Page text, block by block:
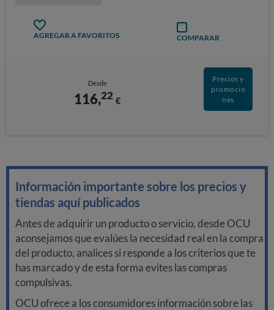
AGREGAR A FAVORITOS COMPARAR
Desde
116,22 €
Precios y
promocio
nes
Información importante sobre los precios y
tiendas aquí publicados
Antes de adquirir un producto o servicio, desde OCU
aconsejamos que evalúes la necesidad real en la compra
del producto, analices si responde a los criterios que te
has marcado y de esta forma evites las compras
compulsivas.
OCU ofrece a los consumidores información sobre las